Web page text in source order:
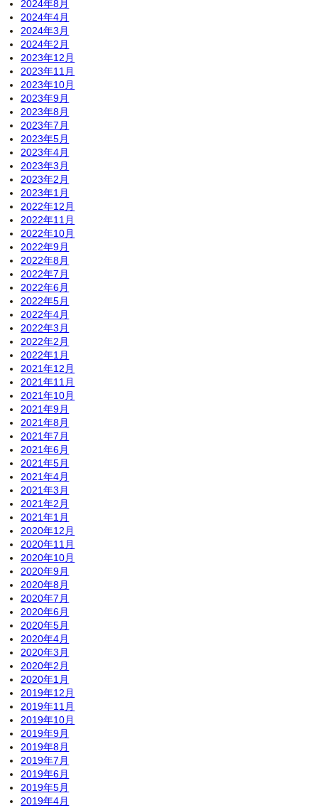
2024年8月
2024年4月
2024年3月
2024年2月
2023年12月
2023年11月
2023年10月
2023年9月
2023年8月
2023年7月
2023年5月
2023年4月
2023年3月
2023年2月
2023年1月
2022年12月
2022年11月
2022年10月
2022年9月
2022年8月
2022年7月
2022年6月
2022年5月
2022年4月
2022年3月
2022年2月
2022年1月
2021年12月
2021年11月
2021年10月
2021年9月
2021年8月
2021年7月
2021年6月
2021年5月
2021年4月
2021年3月
2021年2月
2021年1月
2020年12月
2020年11月
2020年10月
2020年9月
2020年8月
2020年7月
2020年6月
2020年5月
2020年4月
2020年3月
2020年2月
2020年1月
2019年12月
2019年11月
2019年10月
2019年9月
2019年8月
2019年7月
2019年6月
2019年5月
2019年4月